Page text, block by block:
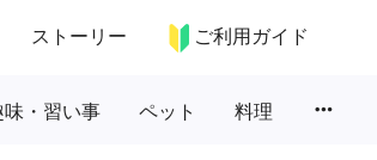
ストーリー ご利用ガイド
味・習い事 ペット 料理 more_horiz